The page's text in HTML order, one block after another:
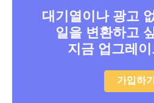
대기열이나 광고
일을 변환하고
지금 업그레
가입하기